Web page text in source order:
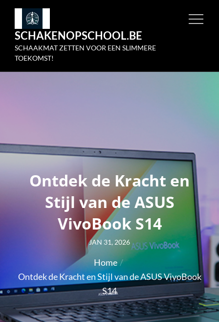
Skip
contentSCHAKENOPSCHOOL.BE
SCHAAKMAT ZETTEN VOOR EEN SLIMMERE
TOEKOMST!
Ontdek de Kracht en
Stijl van de ASUS
VivoBook S14
Posted
JAN 31, 2026
Home
Ontdek de Kracht en Stijl van de ASUS VivoBook
S14